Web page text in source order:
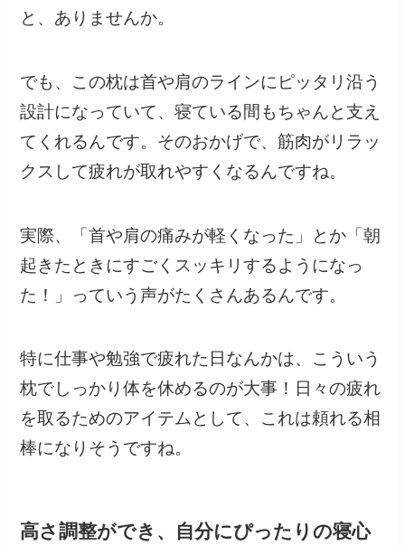
と、ありませんか。
でも、この枕は首や肩のラインにピッタリ沿う
設計になっていて、寝ている間もちゃんと支え
てくれるんです。そのおかげで、筋肉がリラッ
クスして疲れが取れやすくなるんですね。
実際、「首や肩の痛みが軽くなった」とか「朝
起きたときにすごくスッキリするようになっ
た！」っていう声がたくさんあるんです。
特に仕事や勉強で疲れた日なんかは、こういう
枕でしっかり体を休めるのが大事！日々の疲れ
を取るためのアイテムとして、これは頼れる相
棒になりそうですね。
高さ調整ができ、自分にぴったりの寝心